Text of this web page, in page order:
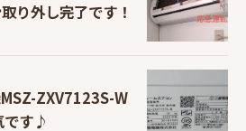
り外し完了です！
ZXV7123S-W
です♪